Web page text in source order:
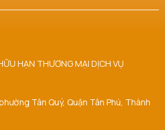
phẩm Nước Hoa Hồng
09/08/2026
mua sản phẩm Son
HẠN THƯƠNG MẠI DỊCH VỤ
Tân Quý, Quận Tân Phú, Thành